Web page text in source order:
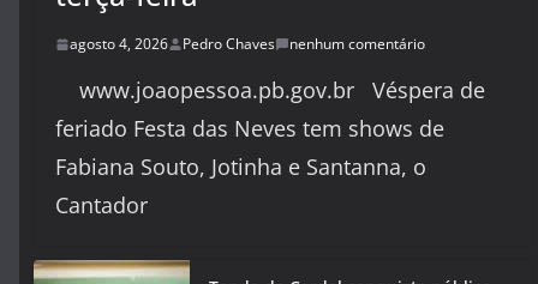
agosto 4, 2026 Pedro Chaves nenhum comentário
www.joaopessoa.pb.gov.br Véspera de
feriado Festa das Neves tem shows de
Fabiana Souto, Jotinha e Santanna, o
Cantador